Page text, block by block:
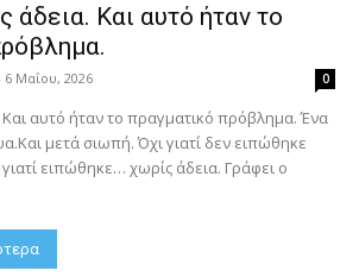
άδεια. Και αυτό ήταν το
- 6 Μαΐου, 2026 0
αυτό ήταν το πραγματικό πρόβλημα. Ένα
μετά σιωπή. Όχι γιατί δεν ειπώθηκε
ειπώθηκε… χωρίς άδεια. Γράφει ο